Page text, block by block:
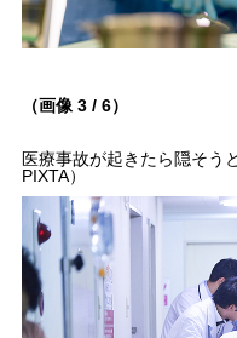
（画像 3 / 6）
医療事故が起きたら隠そう
PIXTA）